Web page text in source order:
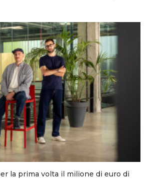
la prima volta il milione di euro di